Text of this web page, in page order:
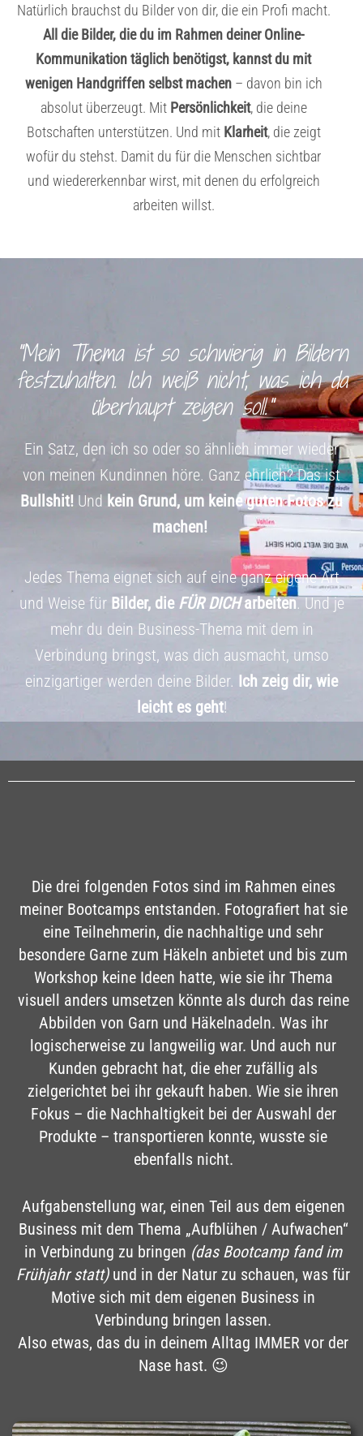
Natürlich brauchst du Bilder von dir, die ein Profi macht.
All die Bilder, die du im Rahmen deiner Online-
Kommunikation täglich benötigst, kannst du mit
wenigen Handgriffen selbst machen– davon bin ich
absolut überzeugt. Mit Persönlichkeit, die deine
Botschaften unterstützen. Und mit Klarheit, die zeigt
wofür du stehst. Damit du für die Menschen sichtbar
und wiedererkennbar wirst, mit denen du erfolgreich
arbeiten willst.
"Mein Thema ist so schwierig in Bildern
festzuhalten. Ich weiß nicht, was ich da
überhaupt zeigen soll."
Ein Satz, den ich so oder so ähnlich immer wieder
von meinen Kundinnen höre. Ganz ehrlich? Das ist
Bullshit! Und kein Grund, um keine guten Fotos zu
machen!
Jedes Thema eignet sich auf eine ganz eigene Art
und Weise für Bilder, die FÜR DICHarbeiten. Und je
mehr du dein Business-Thema mit dem in
Verbindung bringst, was dich ausmacht, umso
einzigartiger werden deine Bilder. Ich zeig dir, wie
leicht es geht!
Die drei folgenden Fotos sind im Rahmen eines
meiner Bootcamps entstanden. Fotografiert hat sie
eine Teilnehmerin, die nachhaltige und sehr
besondere Garne zum Häkeln anbietet und bis zum
Workshop keine Ideen hatte, wie sie ihr Thema
visuell anders umsetzen könnte als durch das reine
Abbilden von Garn und Häkelnadeln. Was ihr
logischerweise zu langweilig war. Und auch nur
Kunden gebracht hat, die eher zufällig als
zielgerichtet bei ihr gekauft haben. Wie sie ihren
Fokus – die Nachhaltigkeit bei der Auswahl der
Produkte – transportieren konnte, wusste sie
ebenfalls nicht.
Aufgabenstellung war, einen Teil aus dem eigenen
Business mit dem Thema „Aufblühen / Aufwachen“
in Verbindung zu bringen (das Bootcamp fand im
Frühjahr statt)und in der Natur zu schauen, was für
Motive sich mit dem eigenen Business in
Verbindung bringen lassen.
Also etwas, das du in deinem Alltag IMMER vor der
Nase hast. 😉